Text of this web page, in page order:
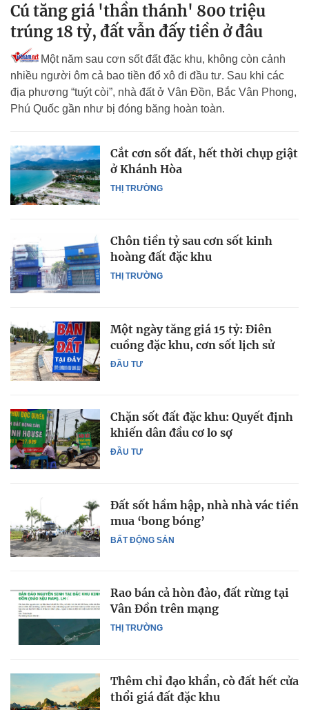
Cú tăng giá 'thần thánh' 800 triệu
trúng 18 tỷ, đất vẫn đấy tiền ở đâu
Một năm sau cơn sốt đất đặc khu, không còn cảnh
nhiều người ôm cả bao tiền đổ xô đi đầu tư. Sau khi các
địa phương “tuýt còi”, nhà đất ở Vân Đồn, Bắc Vân Phong,
Phú Quốc gần như bị đóng băng hoàn toàn.
THỊ TRƯỜNG
Cắt cơn sốt đất, hết thời chụp giật
ở Khánh Hòa
THỊ TRƯỜNG
Chôn tiền tỷ sau cơn sốt kinh
hoàng đất đặc khu
ĐẦU TƯ
Một ngày tăng giá 15 tỷ: Điên
cuồng đặc khu, cơn sốt lịch sử
ĐẦU TƯ
Chặn sốt đất đặc khu: Quyết định
khiến dân đầu cơ lo sợ
BẤT ĐỘNG SẢN
Đất sốt hầm hập, nhà nhà vác tiền
mua ‘bong bóng’
THỊ TRƯỜNG
Rao bán cả hòn đảo, đất rừng tại
Vân Đồn trên mạng
Thêm chỉ đạo khẩn, cò đất hết cửa
thổi giá đất đặc khu